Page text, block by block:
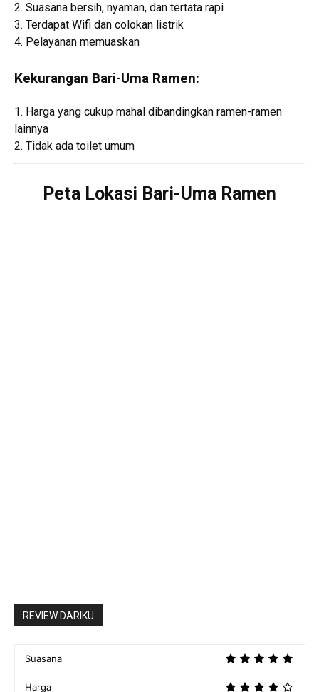
2. Suasana bersih, nyaman, dan tertata rapi
3. Terdapat Wifi dan colokan listrik
4. Pelayanan memuaskan
Kekurangan Bari-Uma Ramen:
1. Harga yang cukup mahal dibandingkan ramen-ramen
lainnya
2. Tidak ada toilet umum
Peta Lokasi Bari-Uma Ramen
REVIEW DARIKU
Suasana
Harga